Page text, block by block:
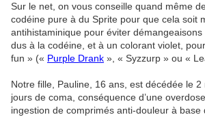
Sur le net, on vous conseille quand même
codéine pure à du Sprite pour que cela soit
antihistaminique pour éviter
dus à la codéine, et à un colorant violet,
fun » (« Purple Drank », « Syzzurp » ou «
Notre fille, Pauline, 16 ans, est décédée le
jours de coma, conséquence d’une
ingestion de comprimés anti-douleur à base